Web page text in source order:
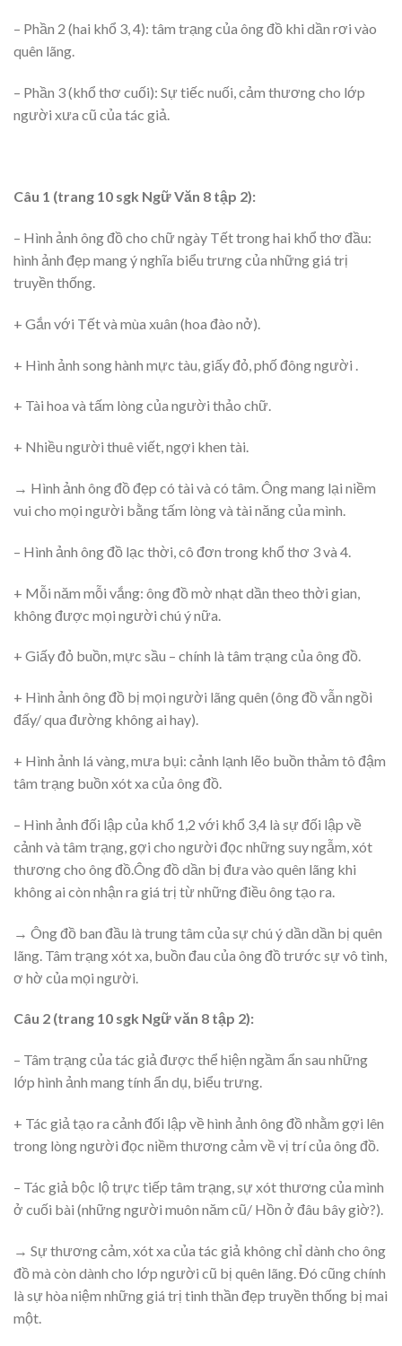
– Phần 2 (hai khổ 3, 4): tâm trạng của ông đồ khi dần rơi vào
quên lãng.
– Phần 3 (khổ thơ cuối): Sự tiếc nuối, cảm thương cho lớp
người xưa cũ của tác giả.
Câu 1 (trang 10 sgk Ngữ Văn 8 tập 2):
– Hình ảnh ông đồ cho chữ ngày Tết trong hai khổ thơ đầu:
hình ảnh đẹp mang ý nghĩa biểu trưng của những giá trị
truyền thống.
+ Gắn với Tết và mùa xuân (hoa đào nở).
+ Hình ảnh song hành mực tàu, giấy đỏ, phố đông người .
+ Tài hoa và tấm lòng của người thảo chữ.
+ Nhiều người thuê viết, ngợi khen tài.
→ Hình ảnh ông đồ đẹp có tài và có tâm. Ông mang lại niềm
vui cho mọi người bằng tấm lòng và tài năng của mình.
– Hình ảnh ông đồ lạc thời, cô đơn trong khổ thơ 3 và 4.
+ Mỗi năm mỗi vắng: ông đồ mờ nhạt dần theo thời gian,
không được mọi người chú ý nữa.
+ Giấy đỏ buồn, mực sầu – chính là tâm trạng của ông đồ.
+ Hình ảnh ông đồ bị mọi người lãng quên (ông đồ vẫn ngồi
đấy/ qua đường không ai hay).
+ Hình ảnh lá vàng, mưa bụi: cảnh lạnh lẽo buồn thảm tô đậm
tâm trạng buồn xót xa của ông đồ.
– Hình ảnh đối lập của khổ 1,2 với khổ 3,4 là sự đối lập về
cảnh và tâm trạng, gợi cho người đọc những suy ngẫm, xót
thương cho ông đồ.Ông đồ dần bị đưa vào quên lãng khi
không ai còn nhận ra giá trị từ những điều ông tạo ra.
→ Ông đồ ban đầu là trung tâm của sự chú ý dần dần bị quên
lãng. Tâm trạng xót xa, buồn đau của ông đồ trước sự vô tình,
ơ hờ của mọi người.
Câu 2 (trang 10 sgk Ngữ văn 8 tập 2):
– Tâm trạng của tác giả được thể hiện ngầm ẩn sau những
lớp hình ảnh mang tính ẩn dụ, biểu trưng.
+ Tác giả tạo ra cảnh đối lập về hình ảnh ông đồ nhằm gợi lên
trong lòng người đọc niềm thương cảm về vị trí của ông đồ.
– Tác giả bộc lộ trực tiếp tâm trạng, sự xót thương của mình
ở cuối bài (những người muôn năm cũ/ Hồn ở đâu bây giờ?).
→ Sự thương cảm, xót xa của tác giả không chỉ dành cho ông
đồ mà còn dành cho lớp người cũ bị quên lãng. Đó cũng chính
là sự hòa niệm những giá trị tinh thần đẹp truyền thống bị mai
một.